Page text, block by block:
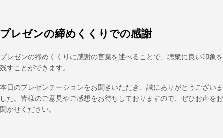
プレゼンの締めくくりでの感謝
プレゼンの締めくくりに感謝の言葉を述べることで、聴衆に良い印象を
残すことができます。
本日のプレゼンテーションをお聞きいただき、誠にありがとうございま
した。皆様のご意見やご感想をお待ちしておりますので、ぜひお声をお
聞かせください。